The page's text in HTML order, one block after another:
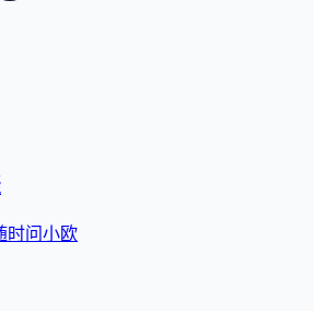
时问小欧